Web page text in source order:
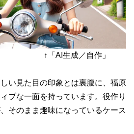
／自作」
い見た目の印象とは裏腹に、福原
ブな一面を持っています。役作り
そのまま趣味になっているケース